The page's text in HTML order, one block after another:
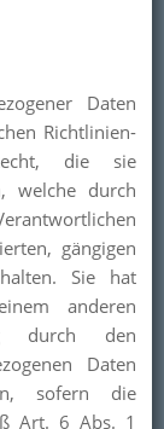
Daten
Richtlinien-
die sie
welche durch
gängigen
Sie hat
anderen
durch den
Daten
sofern die
Art. 6 Abs. 1